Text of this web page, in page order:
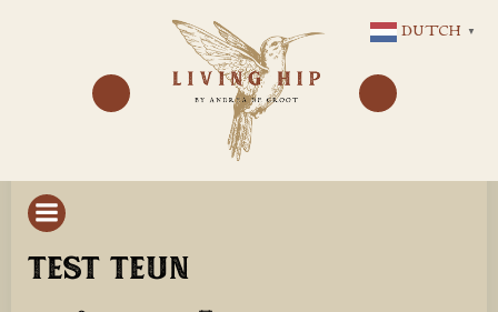
NAAR
DE
INHOUD
TEST TEUN
DUTCH ▼